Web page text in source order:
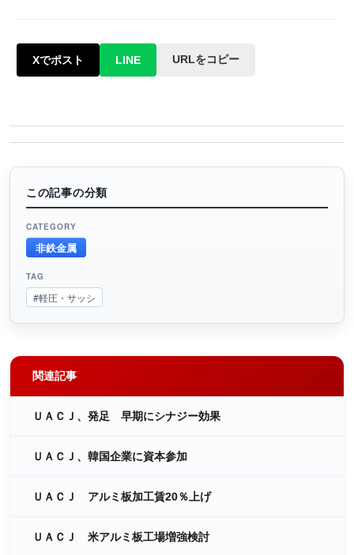
Xでポスト LINE URLをコピー
この記事の分類
CATEGORY
非鉄金属
TAG
#軽圧・サッシ
関連記事
ＵＡＣＪ、発足 早期にシナジー効果
ＵＡＣＪ、韓国企業に資本参加
ＵＡＣＪ アルミ板加工賃20％上げ
ＵＡＣＪ 米アルミ板工場増強検討